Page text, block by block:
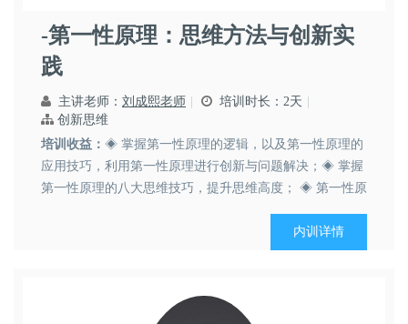
-第一性原理：思维方法与创新实
践
主讲老师： 刘成熙老师
培训时长：2天
创新思维
培训收益： ◈ 掌握第一性原理的逻辑，以及第一性原理的
应用技巧，利用第一性原理进行创新与问题解决；◈ 掌握
第一性原理的八大思维技巧，提升思维高度； ◈ 第一性原
题分析方式与解决架构；◈ 学会应用第一性原理拆解复杂
问题，突破思维定式，掌握分析问题的思路、方式、方
内训详情